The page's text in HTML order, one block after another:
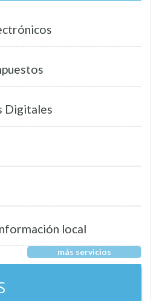
Digitales
local
más servicios